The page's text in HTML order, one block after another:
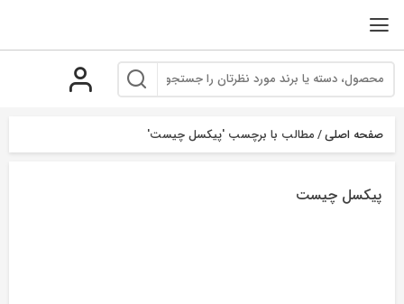
صفحه اصلی/مطالب با برچسب 'پیکسل چیست'
پیکسل چیست